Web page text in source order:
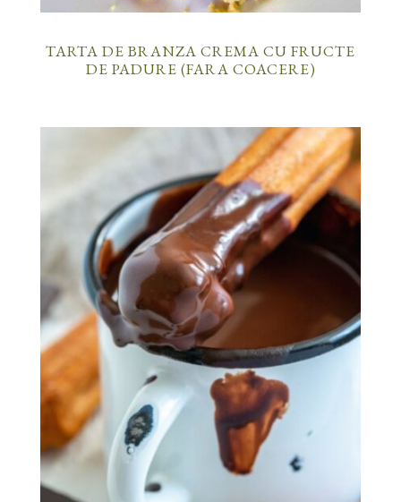
TARTA DE BRANZA CREMA CU FRUCTE
DE PADURE (FARA COACERE)